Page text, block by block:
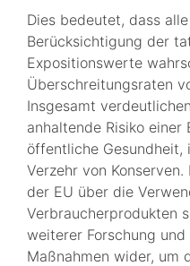
Dies bedeutet, dass
Berücksichtigung der
Expositionswerte
Überschreitungsraten
Insgesamt
anhaltende Risiko
öffentliche Gesundheit,
Verzehr von
der EU über die
Verbraucherprodukten
weiterer Forschung
Maßnahmen wider, um